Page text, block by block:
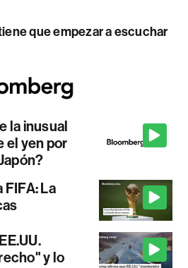
que empezar a escuchar
la inusual
el yen por
FIFA: La
y lo